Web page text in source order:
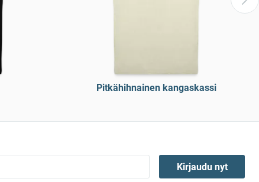
Pitkähihnainen kangaskassi
Kirjaudu nyt